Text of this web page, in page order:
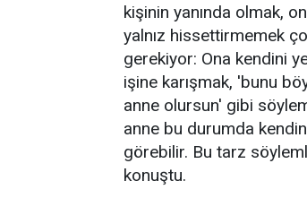
kişinin yanında olmak,
yalnız hissettirmemek
gerekiyor: Ona kendini
işine karışmak, 'bunu
anne olursun' gibi
anne bu durumda
görebilir. Bu tarz
konuştu.